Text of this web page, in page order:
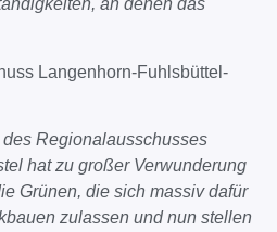
an denen das
Langenhorn-Fuhlsbüttel-
Regionalausschusses
hat zu großer Verwunderung
Grünen, die sich massiv dafür
zulassen und nun stellen